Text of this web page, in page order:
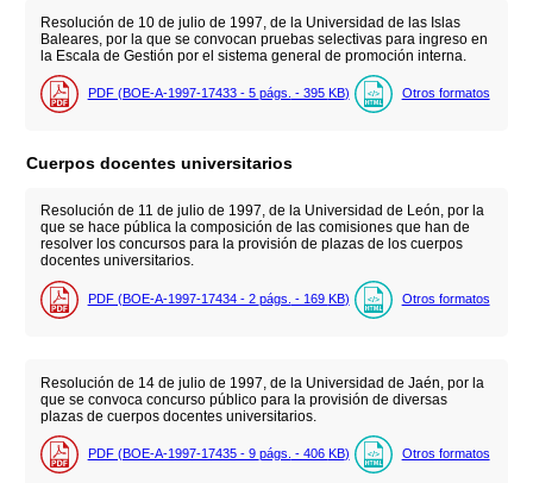
Resolución de 10 de julio de 1997, de la Universidad de las Islas
Baleares, por la que se convocan pruebas selectivas para ingreso en
la Escala de Gestión por el sistema general de promoción interna.
PDF (BOE-A-1997-17433 - 5 págs. - 395 KB) Otros formatos
Cuerpos docentes universitarios
Resolución de 11 de julio de 1997, de la Universidad de León, por la
que se hace pública la composición de las comisiones que han de
resolver los concursos para la provisión de plazas de los cuerpos
docentes universitarios.
PDF (BOE-A-1997-17434 - 2 págs. - 169 KB) Otros formatos
Resolución de 14 de julio de 1997, de la Universidad de Jaén, por la
que se convoca concurso público para la provisión de diversas
plazas de cuerpos docentes universitarios.
PDF (BOE-A-1997-17435 - 9 págs. - 406 KB) Otros formatos